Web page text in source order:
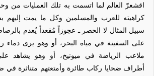
اقشعرّ العالم لما اتسمت به تلك العمليات من
كراهيته للعرب والمسلمين وكل ما يمت
سبيل المثال لا الحصر ـ عجوزاً مُقعداً يُعدم
على السفينة في مياه البحر، أو وهو يرى دماء
ملاعب الرياضة في ميونيخ، أو وهو يشاهد
أطراف ضحايا ركاب طائرة وأمتعتهم متناثرة في